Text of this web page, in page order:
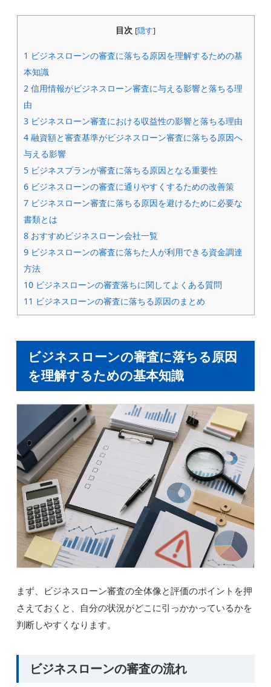
目次 [隠す]
1 ビジネスローンの審査に落ちる原因を理解するための基
本知識
2 信用情報がビジネスローン審査に与える影響と落ちる理
由
3ビジネスローン審査における収益性の影響と落ちる理由
4融資額と審査基準がビジネスローン審査に落ちる原因へ
与える影響
5ビジネスプランが審査に落ちる原因となる重要性
6ビジネスローンの審査に通りやすくするための改善策
7ビジネスローン審査に落ちる原因を避けるために必要な
書類とは
8おすすめビジネスローン会社一覧
9ビジネスローンの審査に落ちた人が利用できる資金調達
方法
10ビジネスローンの審査落ちに関してよくある質問
11 ビジネスローンの審査に落ちる原因のまとめ
ビジネスローンの審査に落ちる原因
を理解するための基本知識
まず、ビジネスローン審査の全体像と評価のポイントを押
さえておくと、自分の状況がどこに引っかかっているかを
判断しやすくなります。
ビジネスローンの審査の流れ